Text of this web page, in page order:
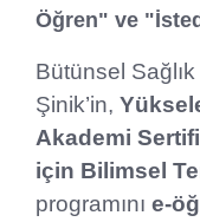
Öğren" ve
Bütünsel
Şinik’in,
Akademi
için Bilimsel
programını e-